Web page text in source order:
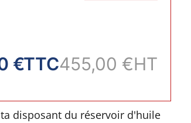
€TTC455,00 €HT
disposant du réservoir d'huile